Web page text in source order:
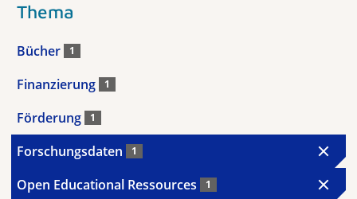
Thema
Bücher 1
Finanzierung 1
Förderung 1
Forschungsdaten 1
Open Educational Ressources 1